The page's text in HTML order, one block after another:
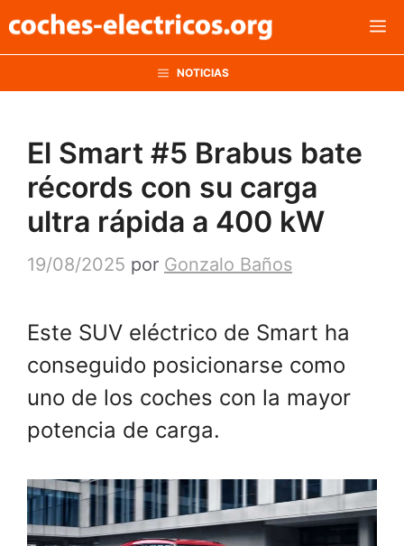
al
NOTICIAS
El Smart #5 Brabus bate
récords con su carga
ultra rápida a 400 kW
19/08/2025 por Gonzalo Baños
Este SUV eléctrico de Smart ha
conseguido posicionarse como
uno de los coches con la mayor
potencia de carga.